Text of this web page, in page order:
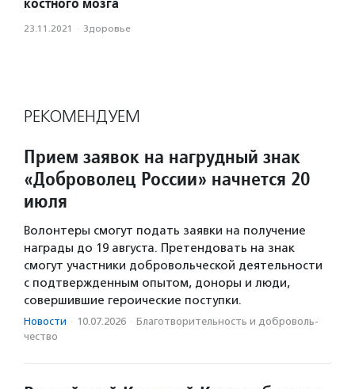
23.11.2021 · Здоровье
РЕКОМЕНДУЕМ
Прием заявок на нагрудный знак
«Доброволец России» начнется 20
июля
Волонтеры смогут подать заявки на получение
награды до 19 августа. Претендовать на знак
смогут участники добровольческой деятельности
с подтвержденным опытом, доноры и люди,
совершившие героические поступки.
Новости · 10.07.2026 · Благотвори­тель­ность и доброволь­
чест­во